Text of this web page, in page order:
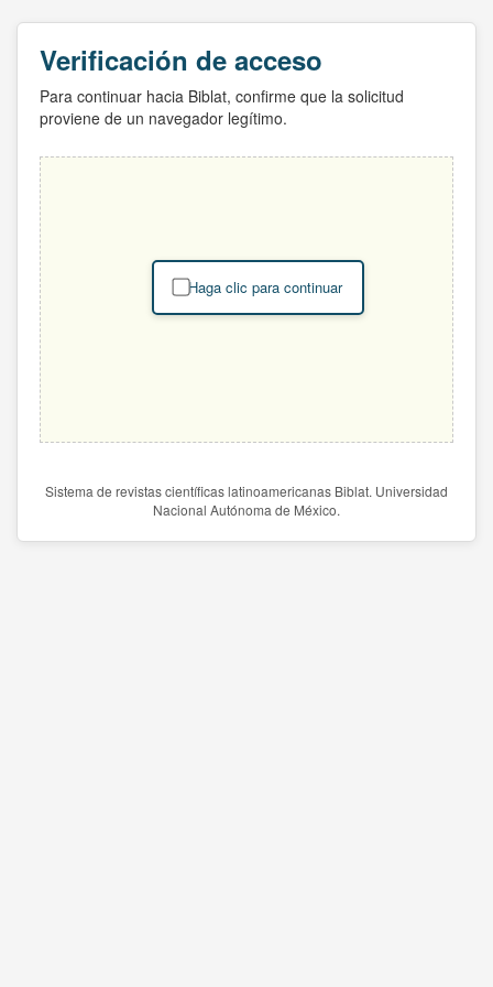
Verificación de acceso
Para continuar hacia Biblat, confirme que la solicitud
proviene de un navegador legítimo.
Haga clic para continuar
Sistema de revistas científicas latinoamericanas Biblat. Universidad
Nacional Autónoma de México.